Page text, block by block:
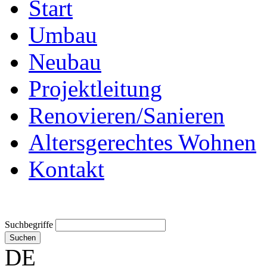
Start
Umbau
Neubau
Projektleitung
Renovieren/Sanieren
Altersgerechtes Wohnen
Kontakt
Suchbegriffe
Suchen
DE